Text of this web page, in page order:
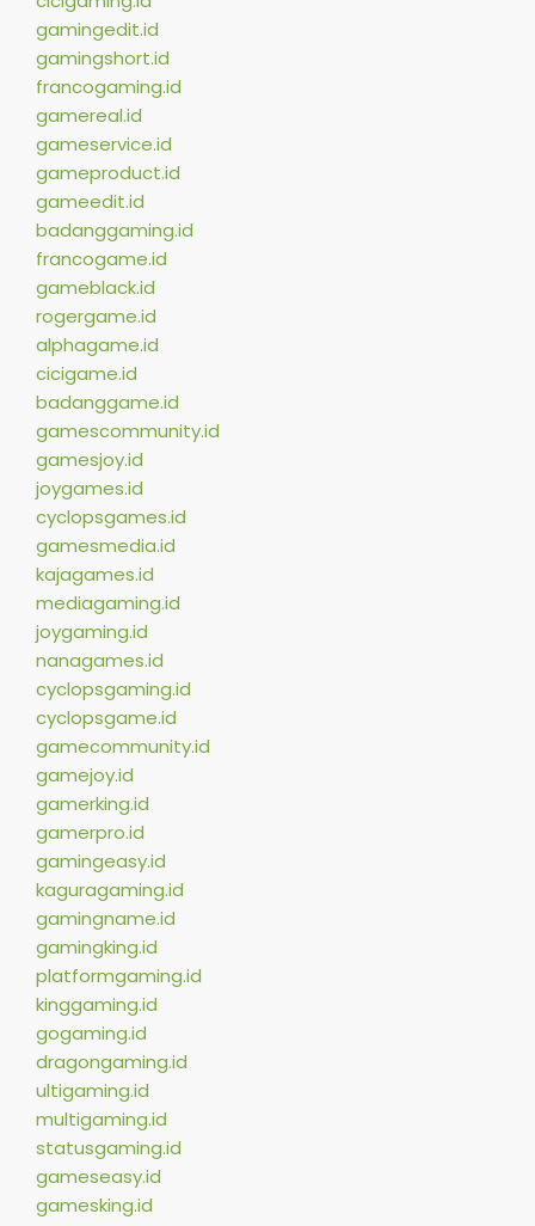
gamingedit.id
gamingshort.id
francogaming.id
gamereal.id
gameservice.id
gameproduct.id
gameedit.id
badanggaming.id
francogame.id
gameblack.id
rogergame.id
alphagame.id
cicigame.id
badanggame.id
gamescommunity.id
gamesjoy.id
joygames.id
cyclopsgames.id
gamesmedia.id
kajagames.id
mediagaming.id
joygaming.id
nanagames.id
cyclopsgaming.id
cyclopsgame.id
gamecommunity.id
gamejoy.id
gamerking.id
gamerpro.id
gamingeasy.id
kaguragaming.id
gamingname.id
gamingking.id
platformgaming.id
kinggaming.id
gogaming.id
dragongaming.id
ultigaming.id
multigaming.id
statusgaming.id
gameseasy.id
gamesking.id